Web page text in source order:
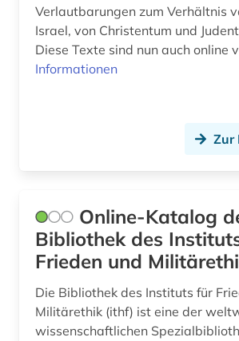
Verlautbarungen zum Verhältnis
Israel, von Christentum und
Diese Texte sind nun auch online
Informationen
Zur
Online-Katalog
Bibliothek des
Frieden und
Die Bibliothek des Instituts für
Militärethik (ithf) ist eine der
wissenschaftlichen